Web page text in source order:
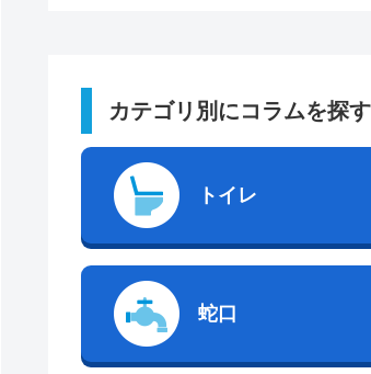
カテゴリ別にコラムを探す
トイレ
蛇口